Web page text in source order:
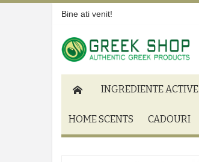
Bine ati venit!
INGREDIENTE ACTIVE
HOME SCENTS CADOURI